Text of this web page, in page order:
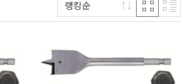
랭킹순